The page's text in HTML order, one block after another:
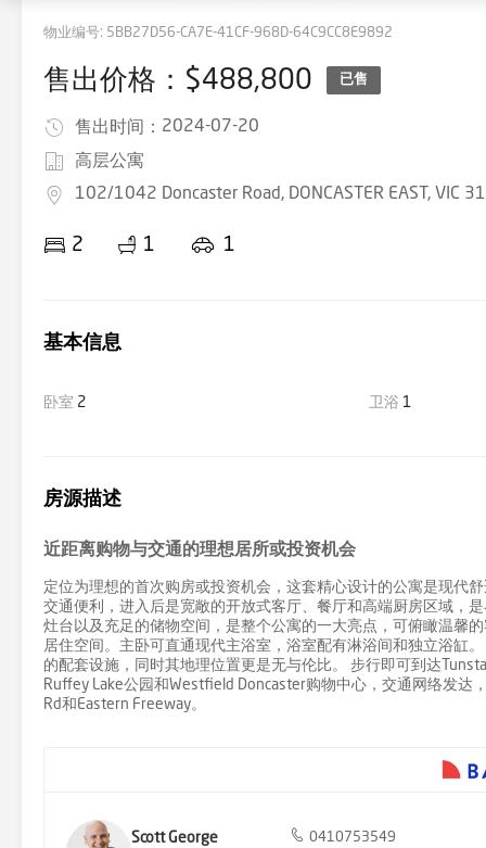
物业编号: 5BB27D56-CA7E-41CF-968D-64C9CC8E9892
售出价格：$488,800 已售
售出时间： 2024-07-20
高层公寓
102/1042 Doncaster Road, DONCASTER EAST, VIC
2 1 1
基本信息
卧室 2 卫浴 1
房源描述
近距离购物与交通的理想居所或投资机会
定位为理想的首次购房或投资机会，这套精心设计的公寓是现代
交通便利，进入后是宽敞的开放式客厅、餐厅和高端厨房区域，
灶台以及充足的储物空间，是整个公寓的一大亮点，可俯瞰温馨
居住空间。主卧可直通现代主浴室，浴室配有淋浴间和独立浴缸
的配套设施，同时其地理位置更是无与伦比。 步行即可到达
Ruffey Lake公园和Westfield Doncaster购物中心，交通网络发达
Rd和Eastern Freeway。
Scott George 0410753549